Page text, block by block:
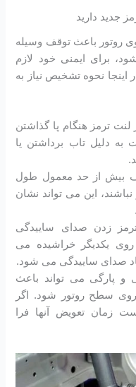
دارید
روتور باعث توقف وسیله
برای ایمنی خود لازم
نحوه تشخیص نیاز به
ترمز هنگام پا گذاشتن
تاب برداشتن یا
از حد معمول طول
این می تواند نشان
زدن صدای ساییدگی
یکدیگر خراشیده می
صدای ساییدگی می شود.
پارگی می تواند باعث
سطح روتور شود. اگر
تعویض آنها فرا